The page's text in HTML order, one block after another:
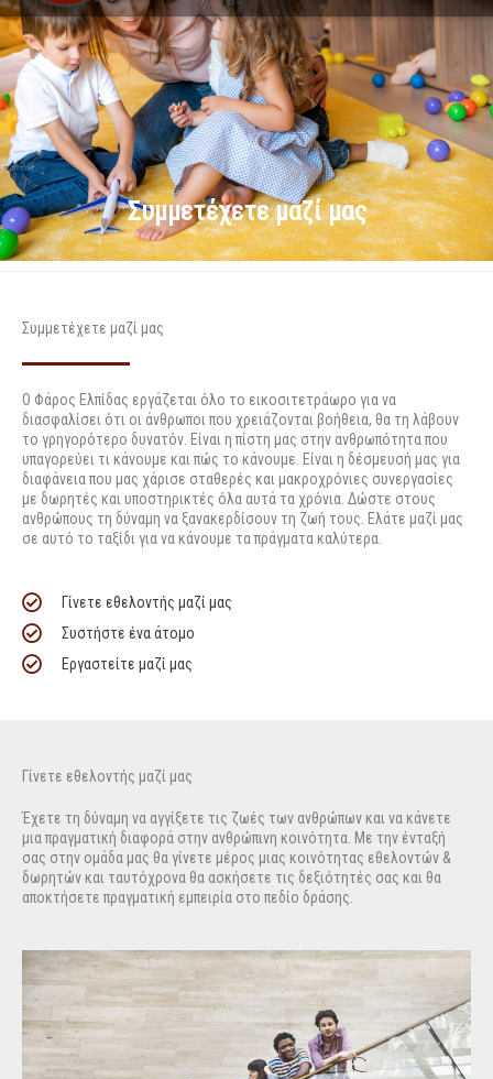
Συμμετέχετε μαζί μας
Συμμετέχετε μαζί μας
Ο Φάρος Ελπίδας εργάζεται όλο το εικοσιτετράωρο για να
διασφαλίσει ότι οι άνθρωποι που χρειάζονται βοήθεια, θα τη λάβουν
το γρηγορότερο δυνατόν. Είναι η πίστη μας στην ανθρωπότητα που
υπαγορεύει τι κάνουμε και πώς το κάνουμε. Είναι η δέσμευσή μας για
διαφάνεια που μας χάρισε σταθερές και μακροχρόνιες συνεργασίες
με δωρητές και υποστηρικτές όλα αυτά τα χρόνια. Δώστε στους
ανθρώπους τη δύναμη να ξανακερδίσουν τη ζωή τους. Ελάτε μαζί μας
σε αυτό το ταξίδι για να κάνουμε τα πράγματα καλύτερα.
Γίνετε εθελοντής μαζί μας
Συστήστε ένα άτομο
Εργαστείτε μαζί μας
Γίνετε εθελοντής μαζί μας
Έχετε τη δύναμη να αγγίξετε τις ζωές των ανθρώπων και να κάνετε
μια πραγματική διαφορά στην ανθρώπινη κοινότητα. Με την ένταξή
σας στην ομάδα μας θα γίνετε μέρος μιας κοινότητας εθελοντών &
δωρητών και ταυτόχρονα θα ασκήσετε τις δεξιότητές σας και θα
αποκτήσετε πραγματική εμπειρία στο πεδίο δράσης.